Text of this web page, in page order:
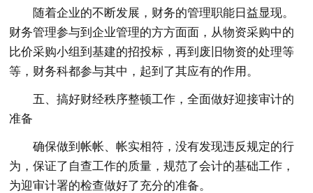
随着企业的不断发展，财务的管理职能日益显现。
财务管理参与到企业管理的方方面面，从物资采购中的
比价采购小组到基建的招投标，再到废旧物资的处理等
等，财务科都参与其中，起到了其应有的作用。
五、搞好财经秩序整顿工作，全面做好迎接审计的
准备
确保做到帐帐、帐实相符，没有发现违反规定的行
为，保证了自查工作的质量，规范了会计的基础工作，
为迎审计署的检查做好了充分的准备。